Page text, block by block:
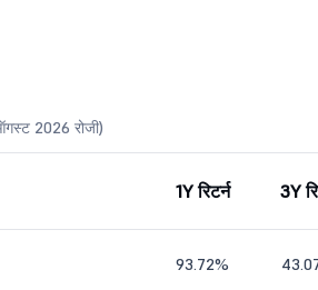
2026 रोजी)
1Y रिटर्न 3Y
93.72%